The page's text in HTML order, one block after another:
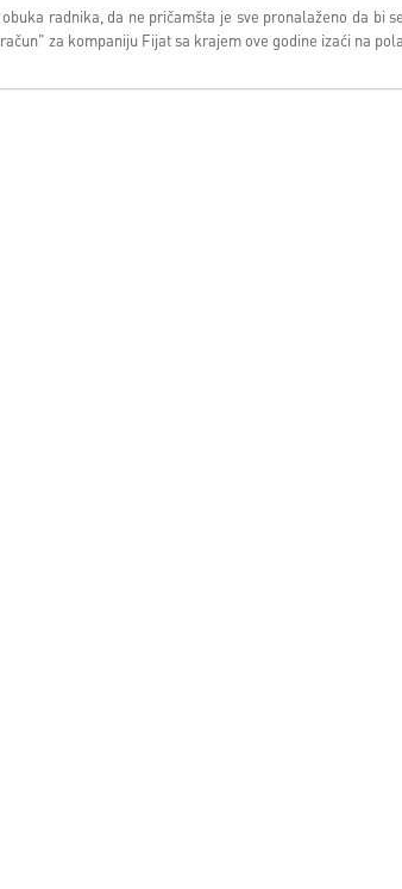
radnika, da ne pričamšta je sve pronalaženo da bi
za kompaniju Fijat sa krajem ove godine izaći na